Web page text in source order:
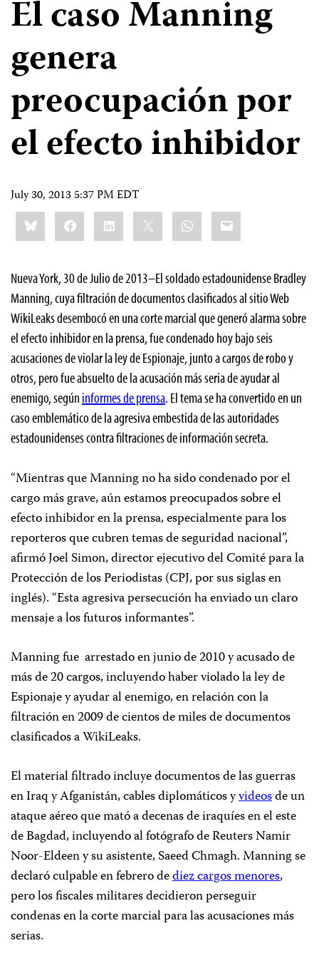
El caso Manning
genera
preocupación por
el efecto inhibidor
July 30, 2013 5:37 PM EDT
Share
this:BlueskyFacebookLinkedIn WhatsApp
Email
Nueva York, 30 de Julio de 2013–El soldado estadounidense Bradley
Manning, cuya filtración de documentos clasificados al sitio Web
WikiLeaks desembocó en una corte marcial que generó alarma sobre
el efecto inhibidor en la prensa, fue condenado hoy bajo seis
acusaciones de violar la ley de Espionaje, junto a cargos de robo y
otros, pero fue absuelto de la acusación más seria de ayudar al
enemigo, según informes de prensa. El tema se ha convertido en un
caso emblemático de la agresiva embestida de las autoridades
estadounidenses contra filtraciones de información secreta.
“Mientras que Manning no ha sido condenado por el
cargo más grave, aún estamos preocupados sobre el
efecto inhibidor en la prensa, especialmente para los
reporteros que cubren temas de seguridad nacional”,
afirmó Joel Simon, director ejecutivo del Comité para la
Protección de los Periodistas (CPJ, por sus siglas en
inglés). “Esta agresiva persecución ha enviado un claro
mensaje a los futuros informantes”.
Manning fue arrestado en junio de 2010 y acusado de
más de 20 cargos, incluyendo haber violado la ley de
Espionaje y ayudar al enemigo, en relación con la
filtración en 2009 de cientos de miles de documentos
clasificados a WikiLeaks.
El material filtrado incluye documentos de las guerras
en Iraq y Afganistán, cables diplomáticos yvideosde un
ataque aéreo que mató a decenas de iraquíes en el este
de Bagdad, incluyendo al fotógrafo de Reuters Namir
Noor-Eldeen y su asistente, Saeed Chmagh. Manning se
declaró culpable en febrero dediez cargos menores,
pero los fiscales militares decidieron perseguir
condenas en la corte marcial para las acusaciones más
serias.